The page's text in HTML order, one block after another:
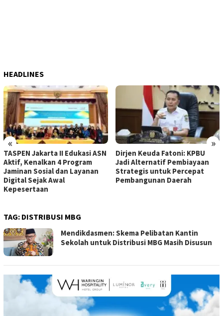
HEADLINES
« »
TASPEN Jakarta II Edukasi ASN
Aktif, Kenalkan 4 Program
Jaminan Sosial dan Layanan
Digital Sejak Awal
Kepesertaan
Dirjen Keuda Fatoni: KPBU
Jadi Alternatif Pembiayaan
Strategis untuk Percepat
Pembangunan Daerah
TAG: DISTRIBUSI MBG
Mendikdasmen: Skema Pelibatan Kantin
Sekolah untuk Distribusi MBG Masih Disusun